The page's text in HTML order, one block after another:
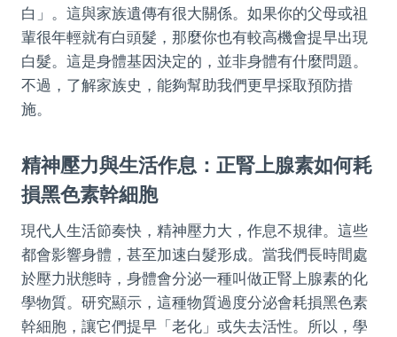
白」。這與家族遺傳有很大關係。如果你的父母或祖
輩很年輕就有白頭髮，那麼你也有較高機會提早出現
白髮。這是身體基因決定的，並非身體有什麼問題。
不過，了解家族史，能夠幫助我們更早採取預防措
施。
精神壓力與生活作息：正腎上腺素如何耗
損黑色素幹細胞
現代人生活節奏快，精神壓力大，作息不規律。這些
都會影響身體，甚至加速白髮形成。當我們長時間處
於壓力狀態時，身體會分泌一種叫做正腎上腺素的化
學物質。研究顯示，這種物質過度分泌會耗損黑色素
幹細胞，讓它們提早「老化」或失去活性。所以，學